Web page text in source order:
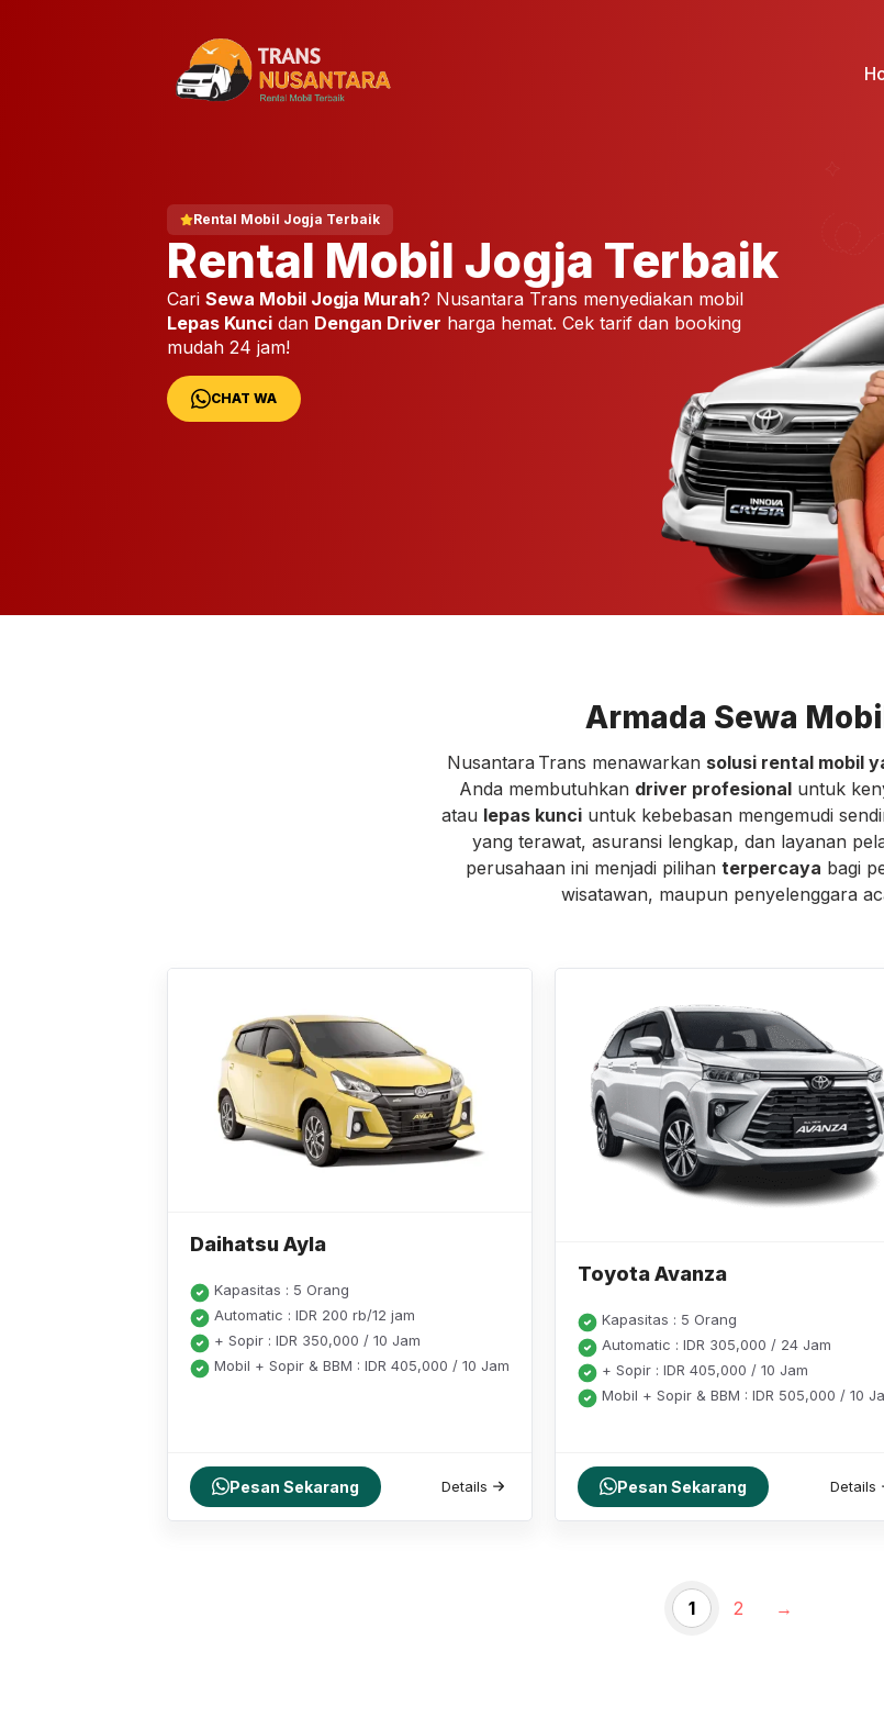
Rental Mobil Jogja Terbaik
Rental Mobil Jogja Terbaik
Cari Sewa Mobil Jogja Murah? Nusantara Trans menyediakan mobil
Lepas Kunci dan Dengan Driver harga hemat. Cek tarif dan booking
mudah 24 jam!
CHAT WA
Armada Sewa
Nusantara Trans menawarkan solusi rental mobil
Anda membutuhkan driver profesionaluntuk
atau lepas kunciuntuk kebebasan mengemudi
yang terawat, asuransi lengkap, dan layanan
perusahaan ini menjadi pilihan terpercaya bagi
wisatawan, maupun penyelenggara
Daihatsu Ayla
Kapasitas : 5 Orang
Automatic : IDR 200 rb/12 jam
+ Sopir : IDR 350,000 / 10 Jam
Mobil + Sopir & BBM : IDR 405,000 / 10 Jam
Pesan Sekarang Details
Toyota Avanza
Kapasitas : 5 Orang
Automatic : IDR 305,000 / 24 Jam
+ Sopir : IDR 405,000 / 10 Jam
Mobil + Sopir & BBM : IDR 505,000 / 10
Pesan Sekarang Details
1 2 →